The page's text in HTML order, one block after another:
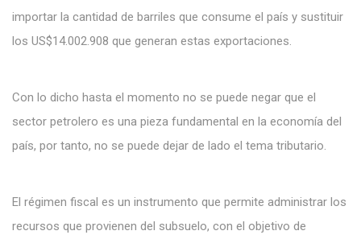
importar la cantidad de barriles que consume el país y sustituir
los US$14.002.908 que generan estas exportaciones.
Con lo dicho hasta el momento no se puede negar que el
sector petrolero es una pieza fundamental en la economía del
país, por tanto, no se puede dejar de lado el tema tributario.
El régimen fiscal es un instrumento que permite administrar los
recursos que provienen del subsuelo, con el objetivo de